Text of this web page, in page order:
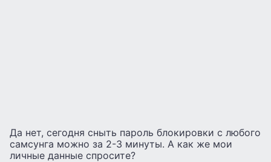
Да нет, сегодня сныть пароль блокировки с любого
самсунга можно за 2-3 минуты. А как же мои
личные данные спросите?